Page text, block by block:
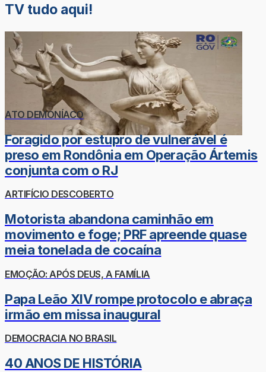
TV tudo aqui!
ATO DEMONÍACO
Foragido por estupro de vulnerável é
preso em Rondônia em Operação Ártemis
conjunta com o RJ
ARTIFÍCIO DESCOBERTO
Motorista abandona caminhão em
movimento e foge; PRF apreende quase
meia tonelada de cocaína
EMOÇÃO: APÓS DEUS, A FAMÍLIA
Papa Leão XIV rompe protocolo e abraça
irmão em missa inaugural
DEMOCRACIA NO BRASIL
40 ANOS DE HISTÓRIA